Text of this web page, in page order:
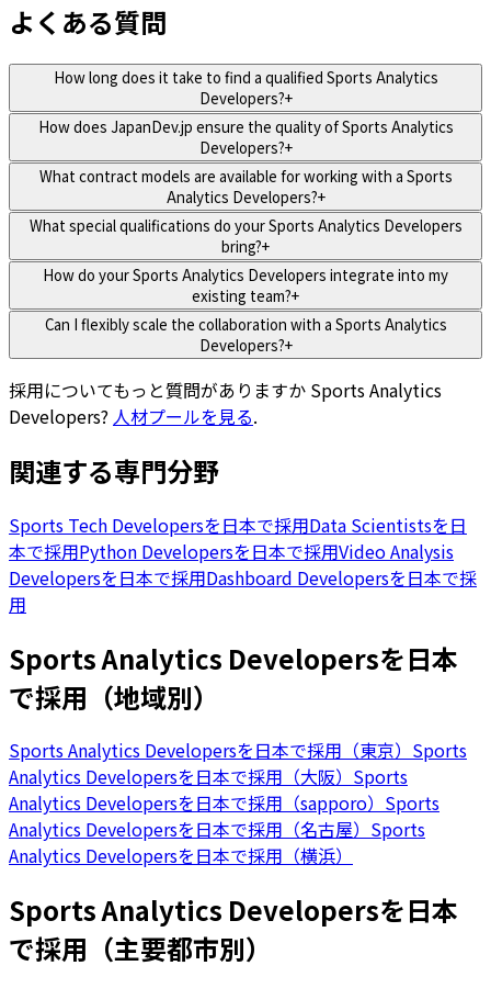
よくある質問
How long does it take to find a qualified Sports Analytics
Developers?+
How does JapanDev.jp ensure the quality of Sports Analytics
Developers?+
What contract models are available for working with a Sports
Analytics Developers?+
What special qualifications do your Sports Analytics Developers
bring?+
How do your Sports Analytics Developers integrate into my
existing team?+
Can I flexibly scale the collaboration with a Sports Analytics
Developers?+
採用についてもっと質問がありますか Sports Analytics
Developers? 人材プールを見る.
関連する専門分野
Sports Tech Developersを日本で採用Data Scientistsを日
本で採用Python Developersを日本で採用Video Analysis
Developersを日本で採用Dashboard Developersを日本で採
用
Sports Analytics Developersを日本
で採用（地域別）
Sports Analytics Developersを日本で採用（東京） Sports
Analytics Developersを日本で採用（大阪） Sports
Analytics Developersを日本で採用（sapporo） Sports
Analytics Developersを日本で採用（名古屋） Sports
Analytics Developersを日本で採用（横浜）
Sports Analytics Developersを日本
で採用（主要都市別）